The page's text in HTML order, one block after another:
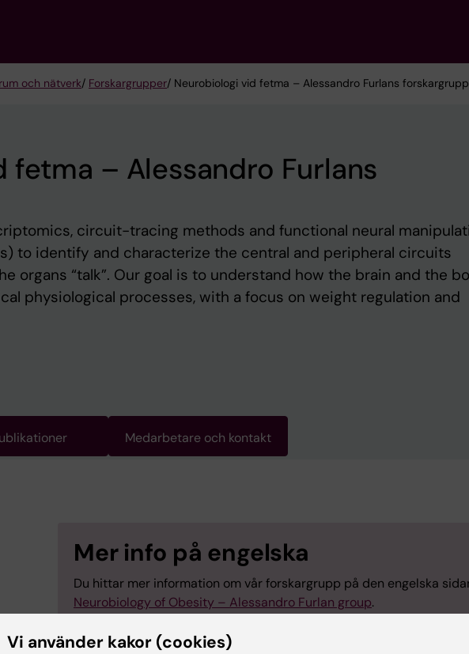
och nätverk/ Forskargrupper/ Neurobiologi vid fetma – Alessandro Furlans forskargrupp
fetma – Alessandro Furlans
circuit-tracing methods and functional neural
to identify and characterize the central and peripheral circuits
organs “talk”. Our goal is to understand how the brain and the
physiological processes, with a focus on weight regulation and
Medarbetare och kontakt
Mer info på engelska
Du hittar mer information om vår forskargrupp på den engelska
Neurobiology of Obesity – Alessandro Furlan group.
Vi använder kakor (cookies)